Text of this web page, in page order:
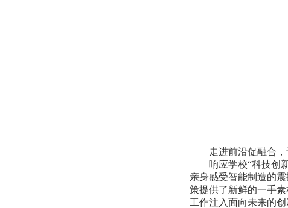
走进前沿促融合，
响应学校“科技创新
亲身感受智能制造的
策提供了新鲜的一手
工作注入面向未来的创